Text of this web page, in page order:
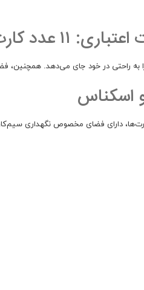
۱۱ عدد کارت
اسکناس
دارای فضای مخصوص نگهداری